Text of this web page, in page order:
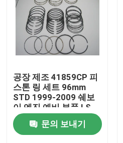
공장 제조 41859CP 피
스톤 링 세트 96mm
STD 1999-2009 쉐보
이 엔진 예비 부품 LS
4.8L 5.3L 5.3
문의 보내기